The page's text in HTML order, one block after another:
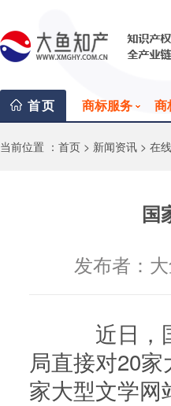
首页 商标服务 商
当前位置 ： 首页 > 新闻资讯 > 在
国
发布者：
近日，国
局直接对20
家大型文学网